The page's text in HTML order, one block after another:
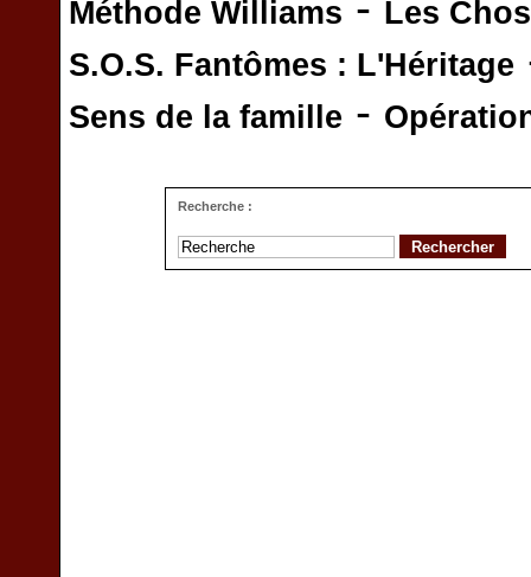
Méthode Williams
Les
S.O.S. Fantômes : L'Héritage
Sens de la famille -
Recherche :